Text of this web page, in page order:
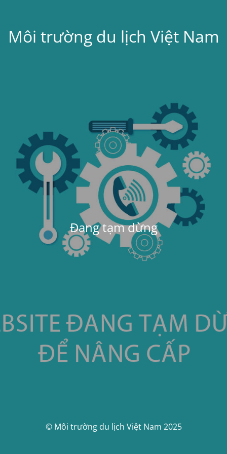
Môi trường du lịch Việt Nam
Đang tạm dừng
© Môi trường du lịch Việt Nam 2025